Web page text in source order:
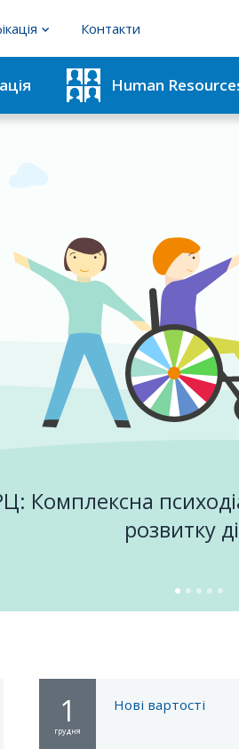
з методик для ІРЦ
тестових методик
Контакти
Human
Комплексна
розвитку
Нові вартості
1
грудня